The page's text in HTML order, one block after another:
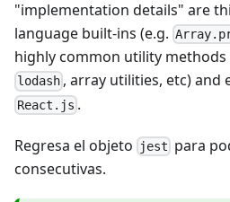
"implementation details" are
language built-ins (e.g.
highly common utility methods
lodash , array utilities, etc) and
React.js .
Regresa el objeto jest para
consecutivas.